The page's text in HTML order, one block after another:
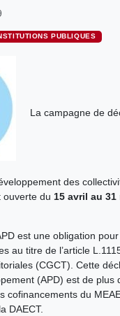
PUBLIQUES
La campagne de
des
ouverte du 15 avril au 31
est une obligation
au titre de l’article
(CGCT). Cette
(APD) est de plus
cofinancements du
DAECT.